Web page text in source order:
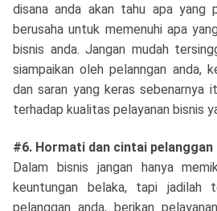
disana anda akan tahu apa yang
berusaha untuk memenuhi apa
bisnis anda. Jangan mudah
siampaikan oleh pelanngan anda,
dan saran yang keras sebenarnya
terhadap kualitas pelayanan bisnis
#6. Hormati dan cintai pelanggan
Dalam bisnis jangan hanya
keuntungan belaka, tapi jadilah
pelanggan anda, berikan